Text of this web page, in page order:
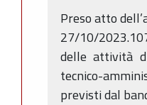
Preso atto
27/10/
delle attività
tecnico-
previsti dal